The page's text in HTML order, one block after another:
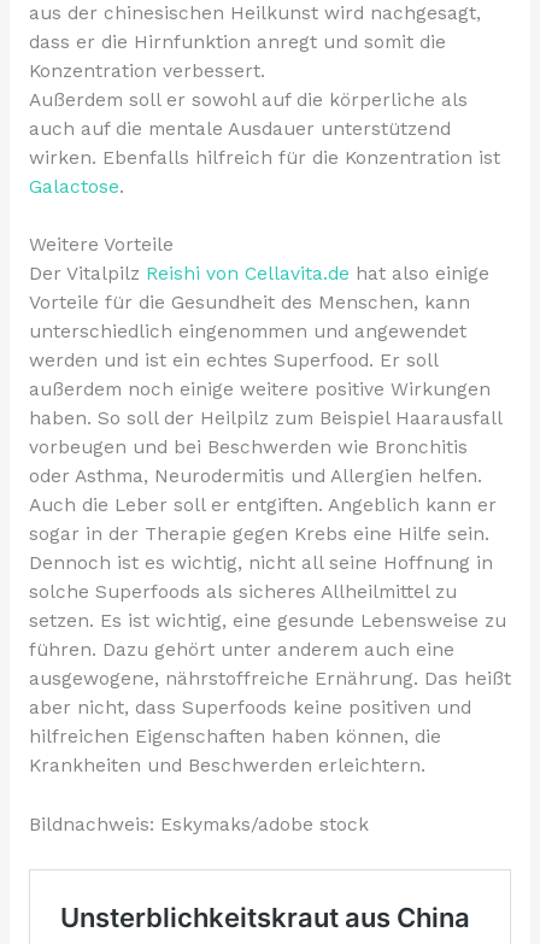
aus der chinesischen Heilkunst wird nachgesagt,
dass er die Hirnfunktion anregt und somit die
Konzentration verbessert.
Außerdem soll er sowohl auf die körperliche als
auch auf die mentale Ausdauer unterstützend
wirken. Ebenfalls hilfreich für die Konzentration ist
Galactose.
Weitere Vorteile
Der Vitalpilz Reishi von Cellavita.de hat also einige
Vorteile für die Gesundheit des Menschen, kann
unterschiedlich eingenommen und angewendet
werden und ist ein echtes Superfood. Er soll
außerdem noch einige weitere positive Wirkungen
haben. So soll der Heilpilz zum Beispiel Haarausfall
vorbeugen und bei Beschwerden wie Bronchitis
oder Asthma, Neurodermitis und Allergien helfen.
Auch die Leber soll er entgiften. Angeblich kann er
sogar in der Therapie gegen Krebs eine Hilfe sein.
Dennoch ist es wichtig, nicht all seine Hoffnung in
solche Superfoods als sicheres Allheilmittel zu
setzen. Es ist wichtig, eine gesunde Lebensweise zu
führen. Dazu gehört unter anderem auch eine
ausgewogene, nährstoffreiche Ernährung. Das heißt
aber nicht, dass Superfoods keine positiven und
hilfreichen Eigenschaften haben können, die
Krankheiten und Beschwerden erleichtern.
Bildnachweis: Eskymaks/adobe stock